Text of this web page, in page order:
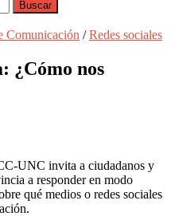
Comunicación /Redes sociales
¿Cómo nos
UNC invita a ciudadanos y
a responder en modo
qué medios o redes sociales